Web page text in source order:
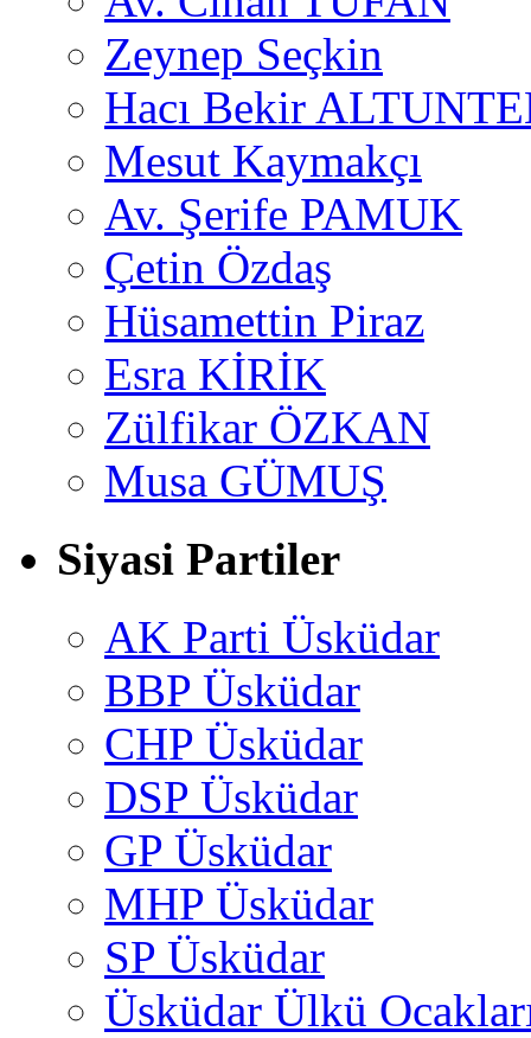
Zeynep Seçkin
Hacı Bekir
Mesut Kaymakçı
Av. Şerife PAMUK
Çetin Özdaş
Hüsamettin Piraz
Esra KİRİK
Zülfikar ÖZKAN
Musa GÜMUŞ
Siyasi Partiler
AK Parti Üsküdar
BBP Üsküdar
CHP Üsküdar
DSP Üsküdar
GP Üsküdar
MHP Üsküdar
SP Üsküdar
Üsküdar Ülkü